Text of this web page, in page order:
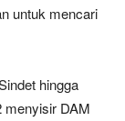
untuk mencari
hingga
menyisir DAM